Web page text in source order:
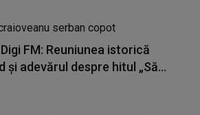
FM: Reuniunea istorică
și adevărul despre hitul „Să...